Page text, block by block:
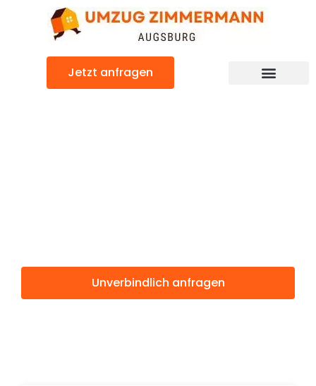
Jetzt anfragen
Unverbindlich anfragen